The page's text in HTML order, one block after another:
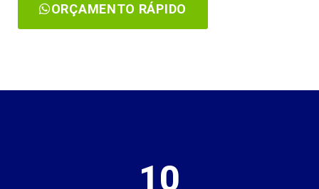
ORÇAMENTO RÁPIDO
10